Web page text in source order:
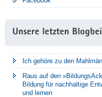
Unsere letzten
Ich gehöre zu den
Raus auf den
Bildung für nachhaltige
und lernen